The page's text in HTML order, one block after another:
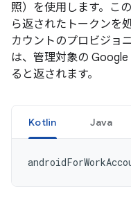
照）を使用します。こ
ら返されたトークンを
カウントのプロビジョ
は、管理対象の
ると返されます。
Kotlin Java